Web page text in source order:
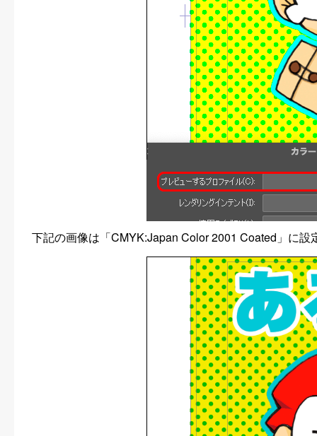
下記の画像は「CMYK:Japan Color 2001 Coated」に